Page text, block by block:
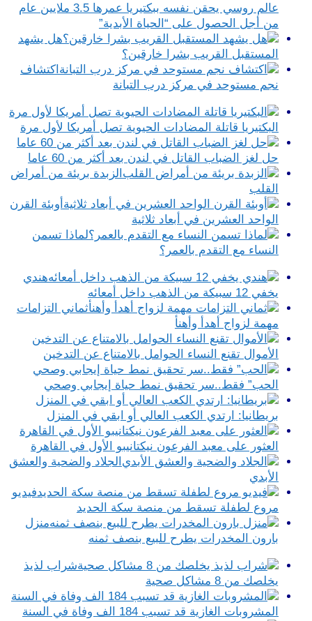
عالم روسي يحقن نفسه ببكتيريا عمرها 3.5 ملايين عام
من أجل الحصول على “الحياة الأبدية”
هل يشهد
المستقبل القريب بشرا خارقين؟
اكتشاف
نجم مستوحد في مركز درب التبانة
البكتيريا قاتلة المضادات الحيوية تصل أمريكا لأول مرة
حل لغز الضباب القاتل في لندن بعد أكثر من 60 عاما
الزبدة بريئة من أمراض
القلب
أوبئة القرن
الواحد العشرين في أبعاد ثلاثية
لماذا تسمن
النساء مع التقدم بالعمر؟
هندي
يخفي 12 سبيكة من الذهب داخل أمعائه
ثماني التزامات
مهمة لزواج أهدأ وأهنأ
الأموال تقنع النساء الحوامل بالامتناع عن التدخين
الحب” فقط..سر تحقيق نمط حياة إيجابي وصحي
بريطانيا: ارتدي الكعب العالي أو ابقي في المنزل
العثور على معبد الفرعون نيكتانيبو الأول في القاهرة
الجلاد والضحية والعشق
الأبدي
فيديو
مروع لطفلة تسقط من منصة سكة الحديد
منزل
بارون المخدرات يطرح للبيع بنصف ثمنه
شراب لذيذ
يخلصك من 8 مشاكل صحية
المشروبات الغازية قد تسبب 184 الف وفاة في السنة